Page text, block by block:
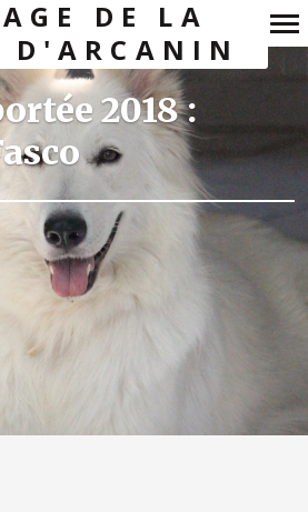
Navigation
principale
DE LA
D'ARCANIN
2018 :